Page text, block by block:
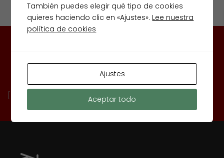
NEWSLETTER
También puedes elegir qué tipo de cookies
quieres haciendo clic en «Ajustes». Lee nuestra
política de cookies
Ajustes
Aceptar todo